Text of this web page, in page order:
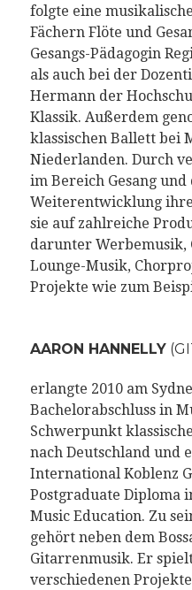
folgte eine
Fächern Flöte und
Gesangs-Pädagogin
als auch bei der
Hermann der
Klassik. Außerdem
klassischen Ballett bei
Niederlanden. Durch
im Bereich Gesang und
Weiterentwicklung
sie auf zahlreiche
darunter Werbemusik,
Lounge-Musik,
Projekte wie zum
AARON HANNELLY
erlangte 2010 am
Bachelorabschluss in
Schwerpunkt
nach Deutschland und
International Koblenz
Postgraduate Diploma
Music Education. Zu
gehört neben dem
Gitarrenmusik. Er
verschiedenen